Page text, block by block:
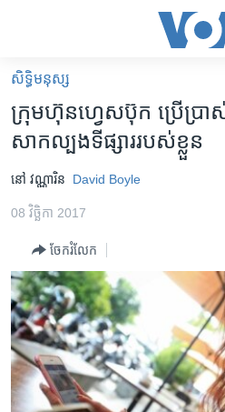
គេហទំព័រ​
ទាក់ទង
រំលង​
និង​
ទំព័រ​
ម្តង
រំលង​
និង​
ចូល​
ទៅ​
ទំព័រ​
អន្តរជាតិ
ហេឡូវីអូអេ
កម្ពុជាច្នៃប្រតិដ្ឋ
ព្រឹត្តិការណ៍ព័ត៌មាន
ទូរទស្សន៍ / វីដេអូ​
វិទ្យុ / ផតខាសថ៍
កម្មវិធីទាំងអស់
សិទ្ធិ​មនុស្ស
ក្រុមហ៊ុន​ហ្វេសប៊ុក​ ប្រើប្រា
សាកល្បង​ទីផ្សារ​របស់​ខ្លួន
នៅ វណ្ណារិន David Boyle
08 វិច្ឆិកា 2017
ចែករំលែក